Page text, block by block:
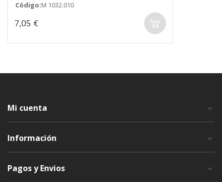
Código:M 1032.010
7,05 €
Mi cuenta
Información
Pagos y Envios